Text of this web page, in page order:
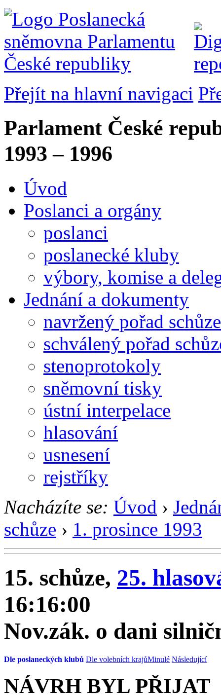
Přejít na hlavní navigaci
Parlament České
1993 – 1996
Úvod
Poslanci a orgány
poslanci
poslanecké kluby
výbory, komise a
Jednání a dokumenty
navržený pořad schůze
schválený pořad
stenoprotokoly
sněmovní tisky
ústní interpelace
hlasování
usnesení
rejstříky
Nacházíte se: Úvod ›
schůze › 1. prosince 1993
15. schůze, 25.
16:16:00
Nov.zák. o dani
Dle poslaneckých klubů Dle volebních krajůMinulé Následující
NÁVRH BYL PŘIJAT